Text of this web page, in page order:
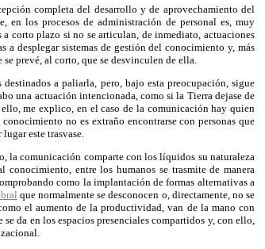
completa del desarrollo y de aprovechamiento del
en los procesos de administración de personal es, muy
corto plazo si no se articulan, de inmediato, actuaciones
a desplegar sistemas de gestión del conocimiento y, más
prevé, al corto, que se desvinculen de ella.
a paliarla, pero, bajo esta preocupación, sigue
una actuación intencionada, como si la Tierra dejase de
ello, me explico, en el caso de la comunicación hay quien
no es extraño encontrarse con personas que
este trasvase.
la comunicación comparte con los líquidos su naturaleza
entre los humanos se trasmite de manera
como la implantación de formas alternativas a
que normalmente se desconocen o, directamente, no se
el aumento de la productividad, van de la mano con
da en los espacios presenciales compartidos y, con ello,